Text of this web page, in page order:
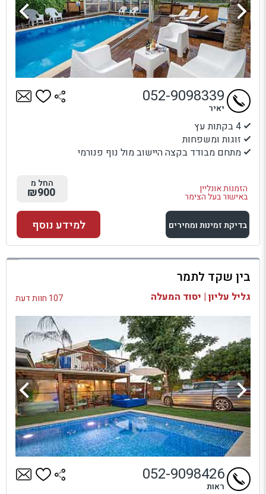
4 בקתות עץ
זוגות ומשפחות
מתחם מבודד בקצה היישוב מול נוף פנורמי
הזמנות אונליין
באישור בעל הצימר
052-9098339
יאיר
החל מ
₪900
בדיקת זמינות ומחירים
למתחם זה
בדיקת זמינות ומחירים
למידע נוסף
בין שקד לתמר
גליל עליון | יסוד המעלה 107 חוות דעת
052-9098426
ראות